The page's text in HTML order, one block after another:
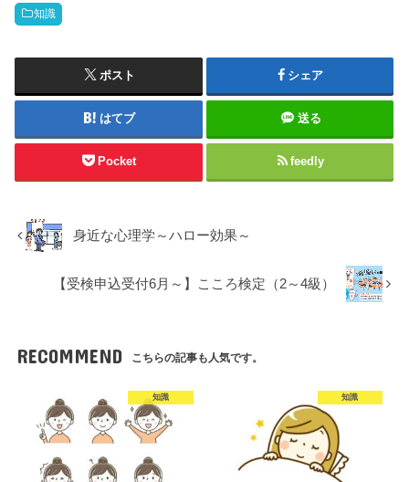
知識
ポスト シェア
はてブ 送る
Pocket feedly
身近な心理学～ハロー効果～
【受検申込受付6月～】こころ検定（2～4級）
RECOMMEND こちらの記事も人気です。
知識 知識